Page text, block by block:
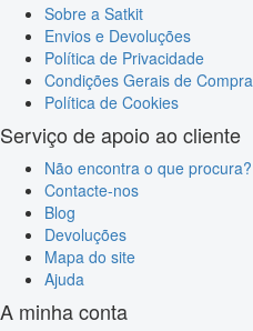
Sobre a Satkit
Envios e Devoluções
Política de Privacidade
Condições Gerais de Compra
Política de Cookies
Serviço de apoio ao cliente
Não encontra o que procura?
Contacte-nos
Blog
Devoluções
Mapa do site
Ajuda
A minha conta